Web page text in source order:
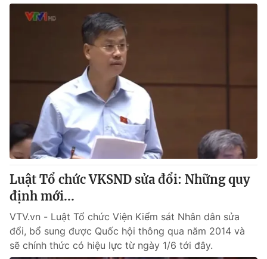
Pháp luật
Thế giới đó đây
Câu chuyện quốc tế
Kinh tế
Tài chính
Thị trường
Góc doanh nghiệp
Dữ liệu và đời sống
Truyền hình
Phim VTV
Hậu trường
Nhân vật
Giải trí
Điện ảnh
Đời sống
Luật Tổ chức VKSND sửa đổi: Những quy
định mới...
VTV.vn - Luật Tổ chức Viện Kiểm sát Nhân dân sửa
đổi, bổ sung được Quốc hội thông qua năm 2014 và
sẽ chính thức có hiệu lực từ ngày 1/6 tới đây.